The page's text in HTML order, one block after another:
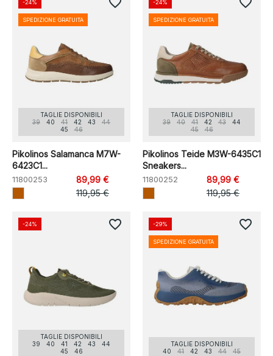
TAGLIE DISPONIBILI
39
40 41 42 43
44
45
46
Pikolinos Salamanca M7W-
6423C1...
11800253
89,99 €
119,95 €
-24%
SPEDIZIONE GRATUITA
TAGLIE DISPONIBILI
39
40 41 42 43
44
45
46
Pikolinos Teide M3W-6435C1
Sneakers...
11800252
89,99 €
119,95 €
-24%
SPEDIZIONE GRATUITA
TAGLIE DISPONIBILI
39
40 41 42 43
44
45
46
-24% favorite_border
TAGLIE DISPONIBILI
40
41 42 43 44 45
-29%
SPEDIZIONE GRATUITA
favorite_border